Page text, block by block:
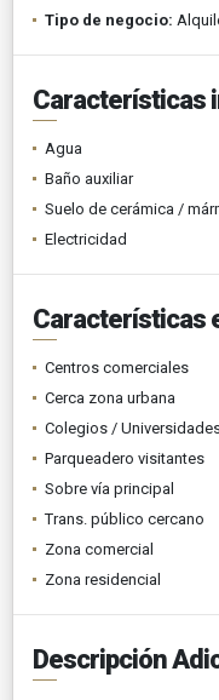
Tipo de negocio:
Características
Agua
Baño auxiliar
Suelo de cerámica /
Electricidad
Características
Centros comerciales
Cerca zona urbana
Colegios /
Parqueadero visitantes
Sobre vía principal
Trans. público cercano
Zona comercial
Zona residencial
Descripción